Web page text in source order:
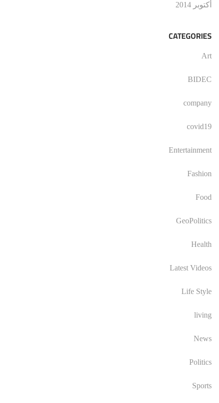
أكتوبر 2014
CATEGORIES
Art
BIDEC
company
covid19
Entertainment
Fashion
Food
GeoPolitics
Health
Latest Videos
Life Style
living
News
Politics
Sports